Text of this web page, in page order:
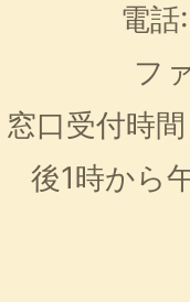
電
フ
窓口受付時間
後1時から